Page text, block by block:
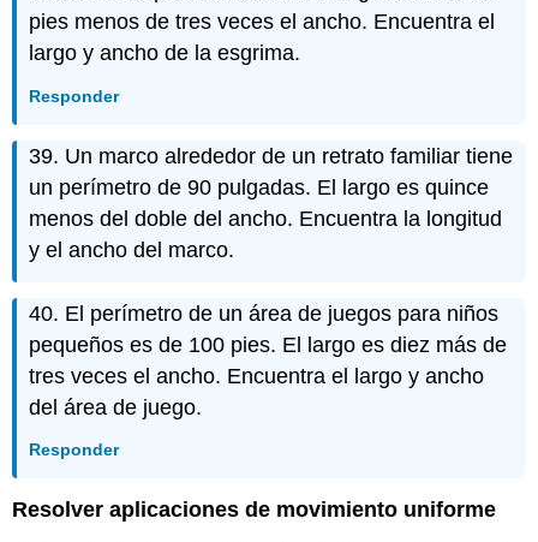
pies menos de tres veces el ancho. Encuentra el
largo y ancho de la esgrima.
Responder
39. Un marco alrededor de un retrato familiar tiene
un perímetro de 90 pulgadas. El largo es quince
menos del doble del ancho. Encuentra la longitud
y el ancho del marco.
40. El perímetro de un área de juegos para niños
pequeños es de 100 pies. El largo es diez más de
tres veces el ancho. Encuentra el largo y ancho
del área de juego.
Responder
Resolver aplicaciones de movimiento uniforme